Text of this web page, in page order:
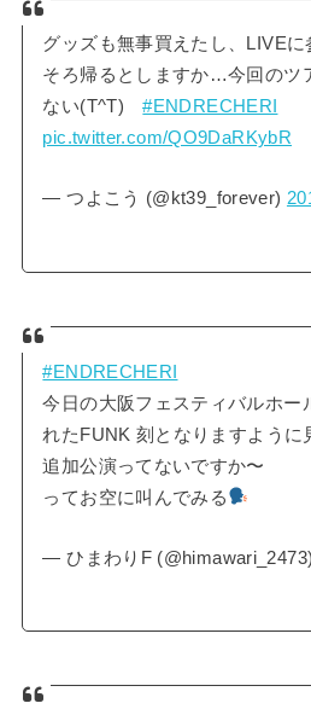
ご紹介し、見やすさはどんな感じ
めてみました。大阪フェスティバ
ャパは？大阪フェスティバルホー
以...
グッズも無事買えたし、LIVE
そろ帰るとしますか…今回のツ
ない(T^T)#ENDRECHERI
pic.twitter.com/QO9DaRKybR
— つよこう (@kt39_forever)
#ENDRECHERI
今日の大阪フェスティバルホー
れたFUNK 刻となりますように
追加公演ってないですか〜
ってお空に叫んでみる
— ひまわりF (@himawari_2473)